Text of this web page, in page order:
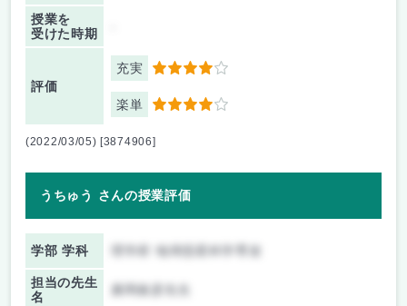
授業を
受けた時期
評価
充実 4
楽単 4
(2022/03/05) [3874906]
うちゅう さんの授業評価
学部 学科
担当の先生
名
廣岡俊彦先生